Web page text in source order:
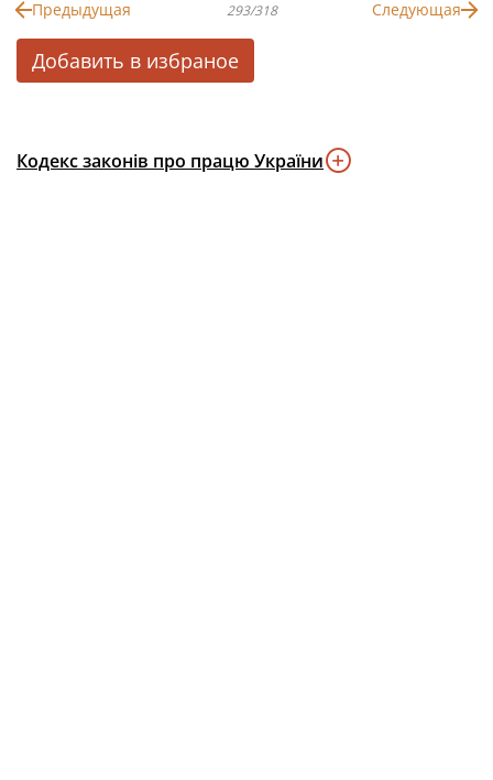
Предыдущая 293/318 Следующая
Добавить в избраное
Кодекс законів про працю України